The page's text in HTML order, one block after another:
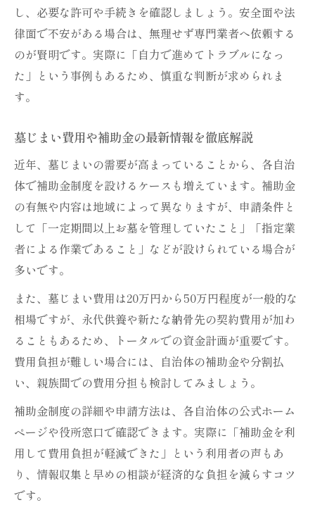
し、必要な許可や手続きを確認しましょう。安全面や法
律面で不安がある場合は、無理せず専門業者へ依頼する
のが賢明です。実際に「自力で進めてトラブルになっ
た」という事例もあるため、慎重な判断が求められま
す。
墓じまい費用や補助金の最新情報を徹底解説
近年、墓じまいの需要が高まっていることから、各自治
体で補助金制度を設けるケースも増えています。補助金
の有無や内容は地域によって異なりますが、申請条件と
して「一定期間以上お墓を管理していたこと」「指定業
者による作業であること」などが設けられている場合が
多いです。
また、墓じまい費用は20万円から50万円程度が一般的な
相場ですが、永代供養や新たな納骨先の契約費用が加わ
ることもあるため、トータルでの資金計画が重要です。
費用負担が難しい場合には、自治体の補助金や分割払
い、親族間での費用分担も検討してみましょう。
補助金制度の詳細や申請方法は、各自治体の公式ホーム
ページや役所窓口で確認できます。実際に「補助金を利
用して費用負担が軽減できた」という利用者の声もあ
り、情報収集と早めの相談が経済的な負担を減らすコツ
です。